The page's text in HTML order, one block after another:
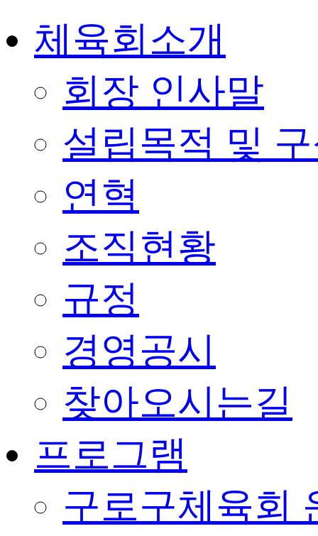
체육회소개
회장 인사말
설립목적 및
연혁
조직현황
규정
경영공시
찾아오시는길
프로그램
구로구체육회